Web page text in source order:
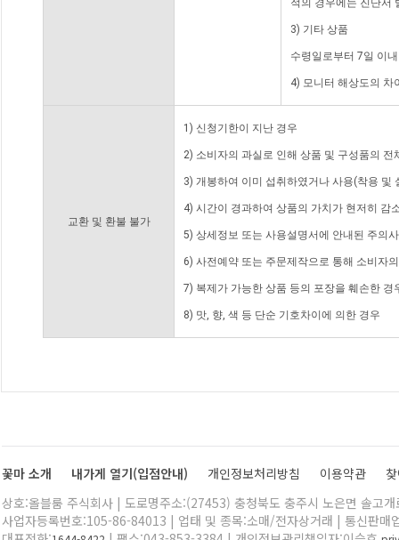
적의 경우에는 진단서
3) 기타 상품
수령일로부터 7일 이
4) 모니터 해상도의 차
교환 및 환불 불가
1) 신청기한이 지난 경우
2) 소비자의 과실로 인해 상품 및 구성품의
3) 개봉하여 이미 섭취하였거나 사용(착용 및
4) 시간이 경과하여 상품의 가치가 현저히 감
5) 상세정보 또는 사용설명서에 안내된 주의
6) 사전예약 또는 주문제작으로 통해 소비자
7) 복제가 가능한 상품 등의 포장을 훼손한 경
8) 맛, 향, 색 등 단순 기호차이에 의한 경우
꽃마 소개 내가게 열기(입점안내) 개인정보처리방침 이용약관
상호:올블룸 주식회사 | 도로명주소:(27453) 충청북도 충주시 노은면 솔고
사업자등록번호:105-86-84013 | 업태 및 종목:소매/전자상거래 | 통신판매